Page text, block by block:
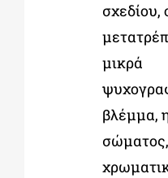
σχεδίου,
μικρά
βλέμμα,